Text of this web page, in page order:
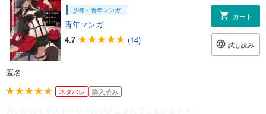
少年・青年マンガ
青年マンガ
4.7
(14)
カート
試し読み
匿名
ネタバレ 購入済み